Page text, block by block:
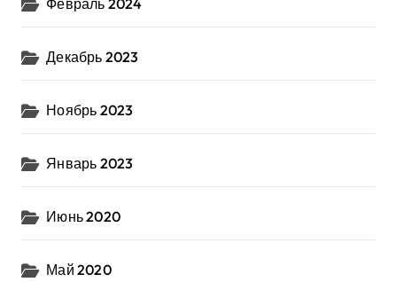
Февраль 2024
Декабрь 2023
Ноябрь 2023
Январь 2023
Июнь 2020
Май 2020